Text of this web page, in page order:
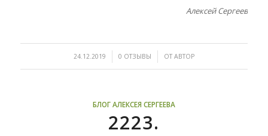
Алексей Сергеев
24.12.2019
/ 0 ОТЗЫВЫ
/ ОТАВТОР
БЛОГ АЛЕКСЕЯ СЕРГЕЕВА
2223.